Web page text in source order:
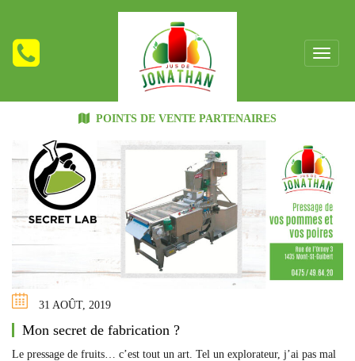
POINTS DE VENTE PARTENAIRES
31 AOÛT, 2019
Mon secret de fabrication ?
Le pressage de fruits… c’est tout un art. Tel un explorateur, j’ai pas mal